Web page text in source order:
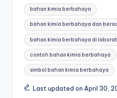
Tags:
bahan kimia berbahaya
bahan kimia berbahaya dan
bahan kimia berbahaya di
contoh bahan kimia berbahaya
simbol bahan kimia berbahaya
Last updated on April 30,